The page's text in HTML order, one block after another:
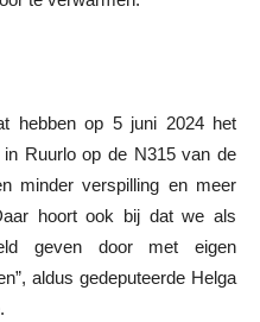
hebben op 5 juni 2024 het
Ruurlo op de N315 van de
minder verspilling en meer
hoort ook bij dat we als
geven door met eigen
aldus gedeputeerde Helga